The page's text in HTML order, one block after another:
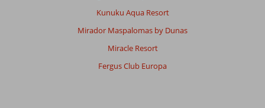
Kunuku Aqua Resort
Mirador Maspalomas by Dunas
Miracle Resort
Fergus Club Europa